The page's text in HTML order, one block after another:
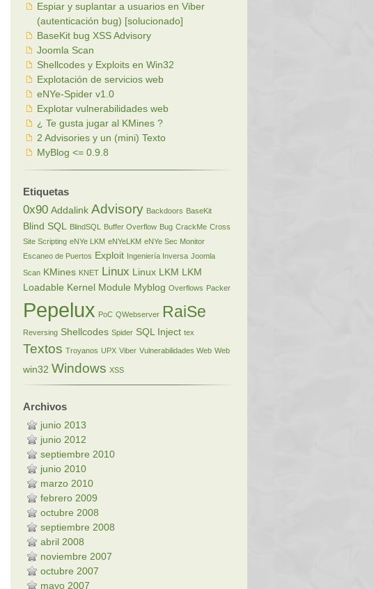
Espiar y suplantar a usuarios en Viber
(autenticación bug) [solucionado]
BaseKit bug XSS Advisory
Joomla Scan
Shellcodes y Exploits en Win32
Explotación de servicios web
eNYe-Spider v1.0
Explotar vulnerabilidades web
¿ Te gusta jugar al KMines ?
2 Advisories y un (mini) Texto
MyBlog <= 0.9.8
Etiquetas
0x90 Addalink Advisory Backdoors BaseKit
Blind SQL BlindSQL Buffer Overflow Bug CrackMe Cross
Site Scripting eNYe LKM eNYeLKM eNYe Sec Monitor
Escaneo de Puertos Exploit Ingeniería Inversa Joomla
Scan KMines KNET Linux Linux LKM LKM
Loadable Kernel Module Myblog Overflows Packer
Pepelux PoC QWebserver RaiSe
Reversing Shellcodes Spider SQL Inject tex
Textos Troyanos UPX Viber Vulnerabilidades Web Web
win32 Windows XSS
Archivos
junio 2013
junio 2012
septiembre 2010
junio 2010
marzo 2010
febrero 2009
octubre 2008
septiembre 2008
abril 2008
noviembre 2007
octubre 2007
mayo 2007